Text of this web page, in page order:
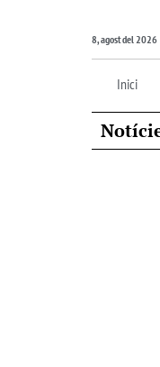
8, agost del 2026
Inici